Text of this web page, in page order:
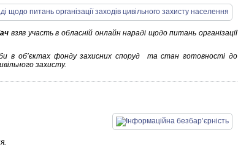
взяв участь в обласній онлайн нараді щодо питань організації
в об’єктах фонду захисних споруд та стан готовності до
захисту.